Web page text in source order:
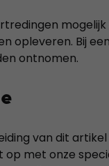
mogelijk
opleveren. Bij
ontnomen.
van dit
met onze